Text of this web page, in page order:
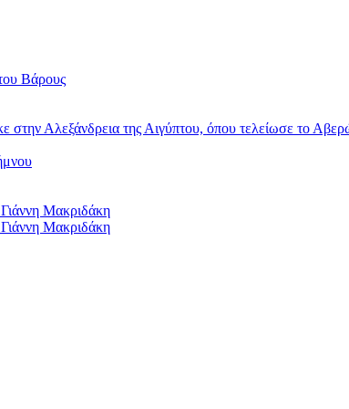
Βάρους
Αλεξάνδρεια της Αιγύπτου, όπου τελείωσε το
Μακριδάκη
Μακριδάκη